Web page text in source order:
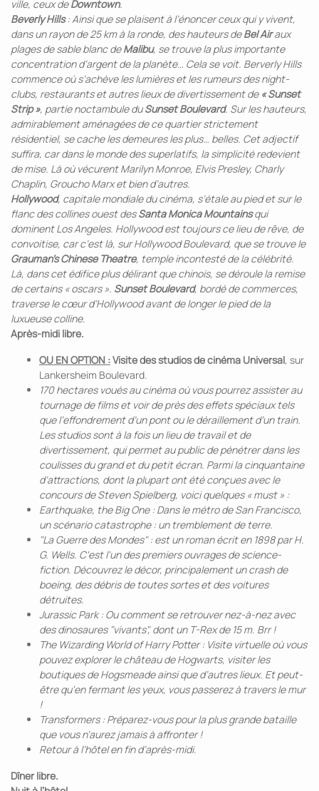
ville, ceux deDowntown.
Beverly Hills: Ainsi que se plaisent à l’énoncer ceux qui y vivent,
dans un rayon de 25 km à la ronde, des hauteurs deBel Airaux
plages de sable blanc deMalibu, se trouve la plus importante
concentration d’argent de la planète… Cela se voit. Berverly Hills
commence où s’achève les lumières et les rumeurs des night-
clubs, restaurants et autres lieux de divertissement de « Sunset
Strip », partie noctambule duSunset Boulevard. Sur les hauteurs,
admirablement aménagées de ce quartier strictement
résidentiel, se cache les demeures les plus… belles. Cet adjectif
suffira, car dans le monde des superlatifs, la simplicité redevient
de mise. Là où vécurent Marilyn Monroe, Elvis Presley, Charly
Chaplin, Groucho Marx et bien d’autres.
Hollywood, capitale mondiale du cinéma, s’étale au pied et sur le
flanc des collines ouest desSanta Monica Mountainsqui
dominent Los Angeles. Hollywood est toujours ce lieu de rêve, de
convoitise, car c’est là, sur Hollywood Boulevard, que se trouve le
Grauman’s Chinese Theatre, temple incontesté de la célébrité.
Là, dans cet édifice plus délirant que chinois, se déroule la remise
de certains « oscars ». Sunset Boulevard, bordé de commerces,
traverse le cœur d’Hollywood avant de longer le pied de la
luxueuse colline.
Après-midi libre.
OU EN OPTION :Visite des studios de cinéma Universal, sur
Lankersheim Boulevard.
170 hectares voués au cinéma où vous pourrez assister au
tournage de films et voir de près des effets spéciaux tels
que l’effondrement d’un pont ou le déraillement d’un train.
Les studios sont à la fois un lieu de travail et de
divertissement, qui permet au public de pénétrer dans les
coulisses du grand et du petit écran. Parmi la cinquantaine
d’attractions, dont la plupart ont été conçues avec le
concours de Steven Spielberg, voici quelques « must » :
Earthquake, the Big One : Dans le métro de San Francisco,
un scénario catastrophe : un tremblement de terre.
"La Guerre des Mondes" : est un roman écrit en 1898 par H.
G. Wells. C'est l'un des premiers ouvrages de science-
fiction. Découvrez le décor, principalement un crash de
boeing, des débris de toutes sortes et des voitures
détruites.
Jurassic Park : Ou comment se retrouver nez-à-nez avec
des dinosaures "vivants", dont un T-Rex de 15 m. Brr !
The Wizarding World of Harry Potter : Visite virtuelle où vous
pouvez explorer le château de Hogwarts, visiter les
boutiques de Hogsmeade ainsi que d’autres lieux. Et peut-
être qu'en fermant les yeux, vous passerez à travers le mur
!
Transformers : Préparez-vous pour la plus grande bataille
que vous n’aurez jamais à affronter !
Retour à l’hôtel en fin d’après-midi.
Dîner libre.